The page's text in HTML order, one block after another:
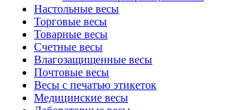
Настольные весы
Торговые весы
Товарные весы
Счетные весы
Влагозащищенные весы
Почтовые весы
Весы с печатью этикеток
Медицинские весы